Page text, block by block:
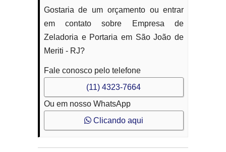
Gostaria de um orçamento ou entrar
em contato sobre Empresa de
Zeladoria e Portaria em São João de
Meriti - RJ?
Fale conosco pelo telefone
(11) 4323-7664
Ou em nosso WhatsApp
Clicando aqui